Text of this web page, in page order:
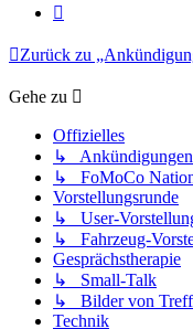
Zurück zu
Gehe zu
Offizielles
↳
↳ FoMoCo
Vorstellungsrunde
↳ User-
↳ Fahrzeug-
Gesprächstherapie
↳ Small-Talk
↳ Bilder von
Technik